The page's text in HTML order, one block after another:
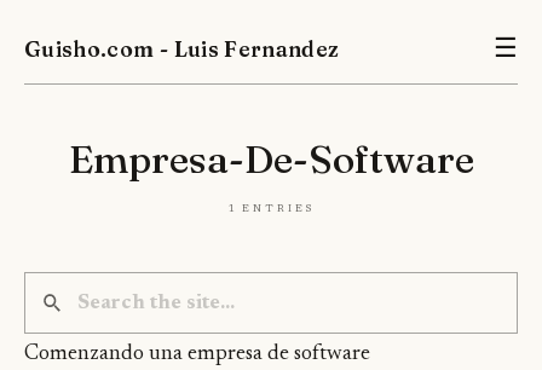
Guisho.com - Luis Fernandez ☰
Empresa-De-Software
1 entries
Comenzando una empresa de software